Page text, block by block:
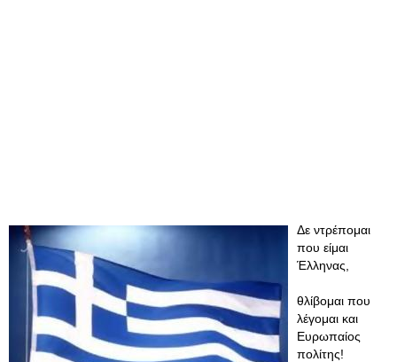
Δε ντρέπομαι
που είμαι
Έλληνας,
θλίβομαι που
λέγομαι και
Ευρωπαίος
πολίτης!